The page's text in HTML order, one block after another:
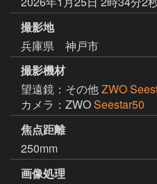
撮影地
兵庫県 神戸市
撮影機材
望遠鏡：その他ZWO
カメラ：ZWOSeestar50
焦点距離
250mm
画像処理